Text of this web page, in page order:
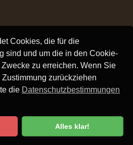
Cookies, die für die
sind und um die in den Cookie-
zu erreichen. Wenn Sie
zurückziehen
die Datenschutzbestimmungen
Alles klar!